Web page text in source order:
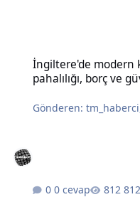
İngiltere'de modern
pahalılığı, borç ve
Gönderen:tm_haberci
0 cevap